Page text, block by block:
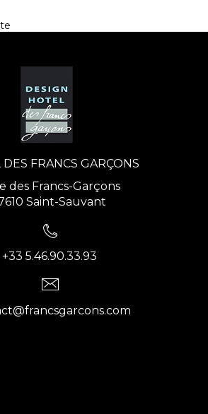
FRANCS GARÇONS
des Francs-Garçons
Saint-Sauvant
+33 5.46.90.33.93